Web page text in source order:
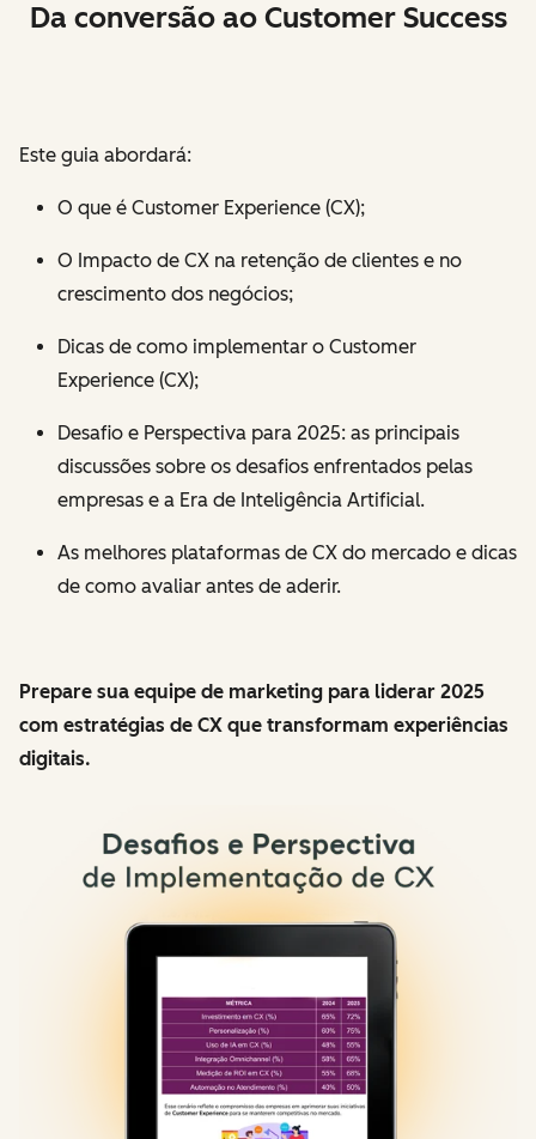
Da conversão ao Customer Success
Este guia abordará:
O que é Customer Experience (CX);
O Impacto de CX na retenção de clientes e no
crescimento dos negócios;
Dicas de como implementar o Customer
Experience (CX);
Desafio e Perspectiva para 2025: as principais
discussões sobre os desafios enfrentados pelas
empresas e a Era de Inteligência Artificial.
As melhores plataformas de CX do mercado e dicas
de como avaliar antes de aderir.
Prepare sua equipe de marketing para liderar 2025
com estratégias de CX que transformam experiências
digitais.